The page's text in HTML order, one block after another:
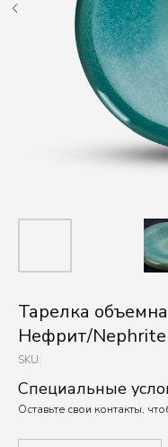
Тарелка
Нефрит/Nephrite
SKU:
Специальные
Оставьте свои контакты,